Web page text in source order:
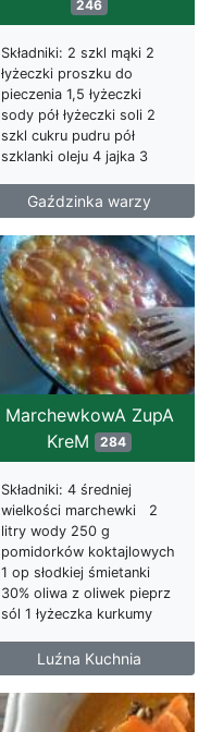
246
Składniki: 2 szkl mąki 2
łyżeczki proszku do
pieczenia 1,5 łyżeczki
sody pół łyżeczki soli 2
szkl cukru pudru pół
szklanki oleju 4 jajka 3
Gaździnka warzy
MarchewkowA ZupA
KreM 284
Składniki: 4 średniej
wielkości marchewki 2
litry wody 250 g
pomidorków koktajlowych
1 op słodkiej śmietanki
30% oliwa z oliwek pieprz
sól 1 łyżeczka kurkumy
Luźna Kuchnia